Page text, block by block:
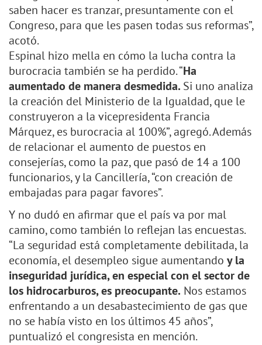
saben hacer es tranzar, presuntamente con el
Congreso, para que les pasen todas sus reformas”,
acotó.
Espinal hizo mella en cómo la lucha contra la
burocracia también se ha perdido. “Ha
aumentado de manera desmedida. Si uno analiza
la creación del Ministerio de la Igualdad, que le
construyeron a la vicepresidenta Francia
Márquez, es burocracia al 100%”, agregó. Además
de relacionar el aumento de puestos en
consejerías, como la paz, que pasó de 14 a 100
funcionarios, y la Cancillería, “con creación de
embajadas para pagar favores”.
Y no dudó en afirmar que el país va por mal
camino, como también lo reflejan las encuestas.
“La seguridad está completamente debilitada, la
economía, el desempleo sigue aumentando y la
inseguridad jurídica, en especial con el sector de
los hidrocarburos, es preocupante. Nos estamos
enfrentando a un desabastecimiento de gas que
no se había visto en los últimos 45 años”,
puntualizó el congresista en mención.